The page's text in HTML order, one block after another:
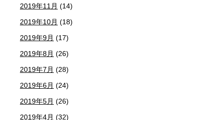
2019年11月 (14)
2019年10月 (18)
2019年9月 (17)
2019年8月 (26)
2019年7月 (28)
2019年6月 (24)
2019年5月 (26)
2019年4月 (32)